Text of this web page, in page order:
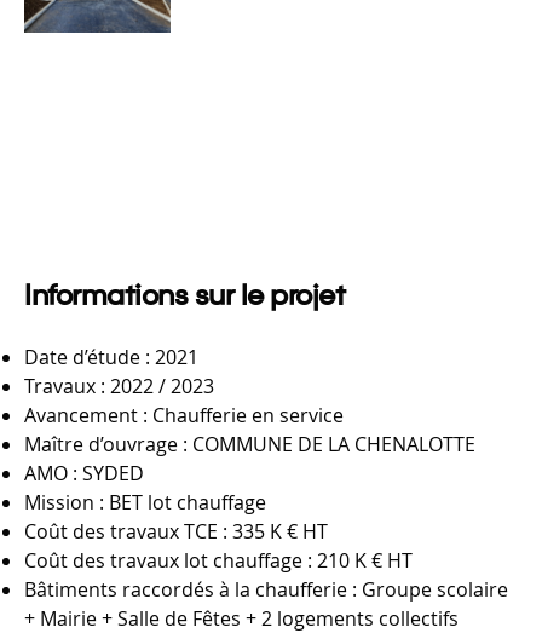
Informations sur le projet
Date d’étude : 2021
Travaux : 2022 / 2023
Avancement : Chaufferie en service
Maître d’ouvrage : COMMUNE DE LA CHENALOTTE
AMO : SYDED
Mission : BET lot chauffage
Coût des travaux TCE : 335 K € HT
Coût des travaux lot chauffage : 210 K € HT
Bâtiments raccordés à la chaufferie : Groupe scolaire
+ Mairie + Salle de Fêtes + 2 logements collectifs